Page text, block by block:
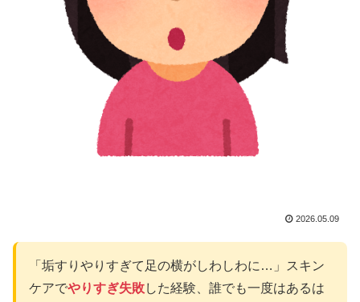
2026.05.09
「垢すりやりすぎて足の横がしわしわに…」スキン
ケアでやりすぎ失敗した経験、誰でも一度はあるは